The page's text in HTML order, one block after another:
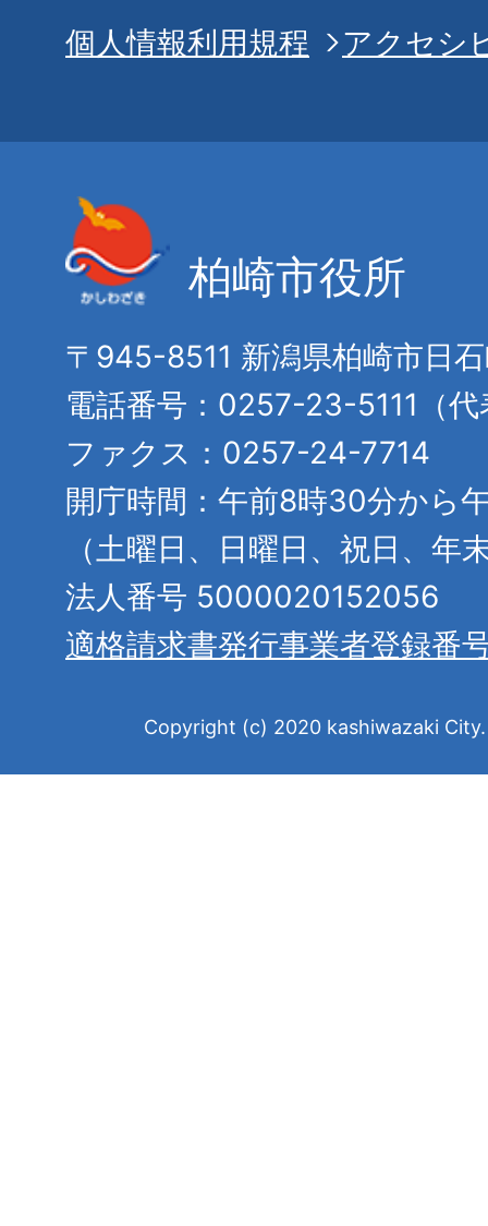
個人情報利用規程 アクセシ
柏崎市役所
〒945-8511 新潟県柏崎市日
電話番号：0257-23-5111（代
ファクス：0257-24-7714
開庁時間：午前8時30分から
（土曜日、日曜日、祝日、年
法人番号 5000020152056
適格請求書発行事業者登録番
Copyright (c) 2020 kashiwazaki